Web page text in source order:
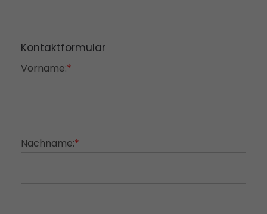
Kontaktformular
Vorname:*
Nachname:*